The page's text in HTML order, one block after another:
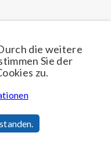
anmelden
die weitere
Sie der
zu.